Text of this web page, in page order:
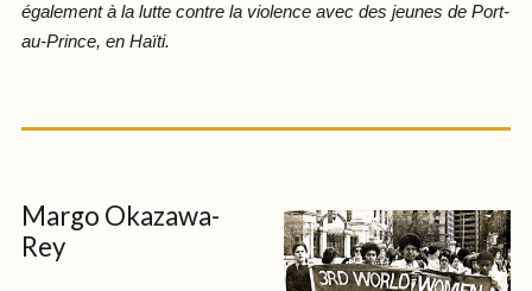
également à la lutte contre la violence avec des jeunes de Port-
au-Prince, en Haïti.
Margo Okazawa-
Rey